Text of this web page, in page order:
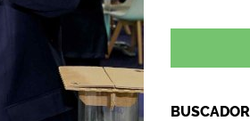
BUSCADOR